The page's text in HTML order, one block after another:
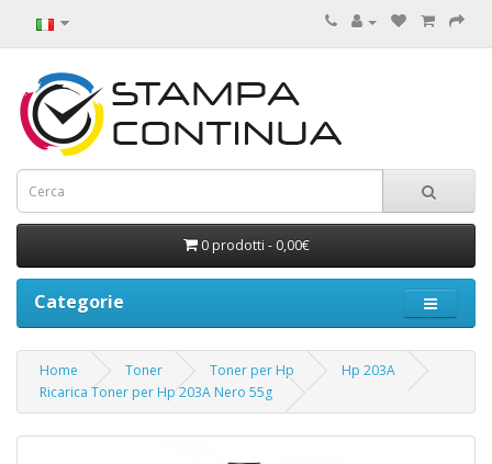
0 prodotti - 0,00€
Categorie
Home Toner Toner per Hp
Hp 203A
Ricarica Toner per Hp 203A Nero 55g